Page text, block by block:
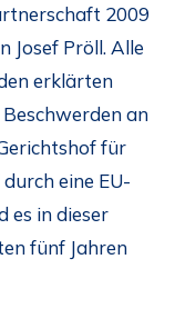
2009
Josef Pröll. Alle
erklärten
an
für
eine EU-
es in dieser
fünf Jahren